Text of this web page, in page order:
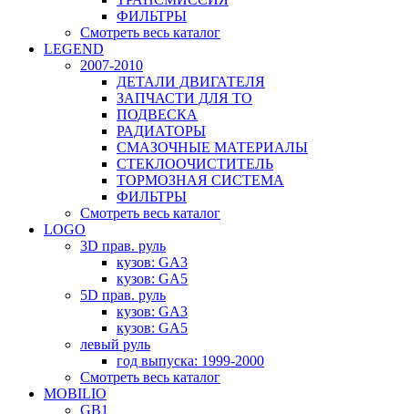
ФИЛЬТРЫ
Смотреть весь каталог
LEGEND
2007-2010
ДЕТАЛИ ДВИГАТЕЛЯ
ЗАПЧАСТИ ДЛЯ ТО
ПОДВЕСКА
РАДИАТОРЫ
СМАЗОЧНЫЕ МАТЕРИАЛЫ
СТЕКЛООЧИСТИТЕЛЬ
ТОРМОЗНАЯ СИСТЕМА
ФИЛЬТРЫ
Смотреть весь каталог
LOGO
3D прав. руль
кузов: GA3
кузов: GA5
5D прав. руль
кузов: GA3
кузов: GA5
левый руль
год выпуска: 1999-2000
Смотреть весь каталог
MOBILIO
GB1